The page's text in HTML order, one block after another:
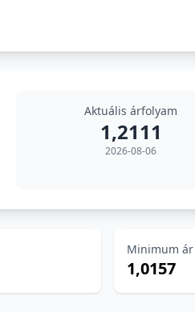
Aktuális árfolyam
1,2111
2026-08-06
Minimum ár
1,0157